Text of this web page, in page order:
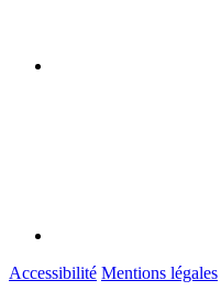
Accessibilité Mentions légales